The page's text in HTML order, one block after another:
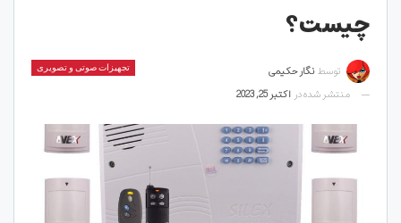
چیست؟
تجهیزات صوتی و تصویری توسط نگار حکیمی
منتشر شده در اکتبر 25, 2023